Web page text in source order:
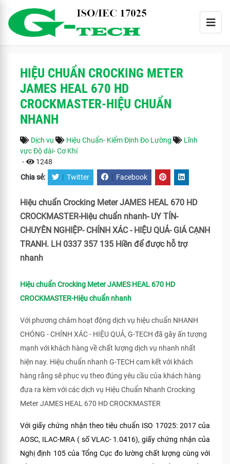
HIỆU CHUẨN CROCKING METER
JAMES HEAL 670 HD
CROCKMASTER-HIỆU CHUẨN
NHANH
Dịch vụ Hiệu Chuẩn- Kiểm Định Đo Lường
Lĩnh
vực Độ dài- Cơ Khí
-
1248
Chia sẻ: | Twitter | Facebook
Hiệu chuẩn Crocking Meter JAMES HEAL 670 HD
CROCKMASTER-Hiệu chuẩn nhanh- UY TÍN-
CHUYÊN NGHIỆP- CHÍNH XÁC - HIỆU QUẢ- GIÁ CẠNH
TRANH. LH 0337 357 135 Hiền để được hỗ trợ
nhanh
Hiệu chuẩn Crocking Meter JAMES HEAL 670 HD
CROCKMASTER-Hiệu chuẩn nhanh
Với phương châm hoạt động dịch vụ hiệu chuẩn NHANH
CHÓNG - CHÍNH XÁC - HIỆU QUẢ, G-TECH đã gây ấn tượng
mạnh với khách hàng về chất lượng dịch vụ nhanh nhất
hiện nay. Hiệu chuẩn nhanh G-TECH cam kết với khách
hàng rằng sẽ phục vụ theo đúng yêu cầu của khách hàng
đưa ra kèm với các dịch vụ Hiệu Chuẩn Nhanh Crocking
Meter JAMES HEAL 670 HD CROCKMASTER
Với giấy chứng nhận theo tiêu chuẩn ISO 17025: 2017 của
AOSC, ILAC-MRA ( số VLAC- 1.0416), giấy chứng nhận của
Nghị định 105 của Tổng Cục đo lường chất lượng cùng với